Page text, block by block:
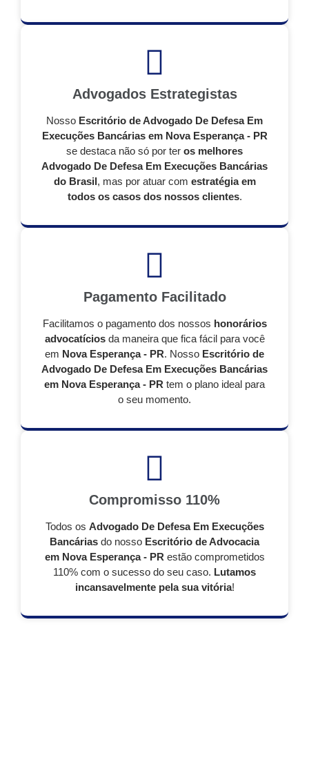
Advogados Estrategistas
Nosso Escritório de Advogado De Defesa Em
Execuções Bancárias em Nova Esperança - PR
se destaca não só por ter os melhores
Advogado De Defesa Em Execuções Bancárias
do Brasil, mas por atuar com estratégia em
todos os casos dos nossos clientes.
Pagamento Facilitado
Facilitamos o pagamento dos nossos honorários
advocatíciosda maneira que fica fácil para você
em Nova Esperança - PR. Nosso Escritório de
Advogado De Defesa Em Execuções Bancárias
em Nova Esperança - PR tem o plano ideal para
o seu momento.
Compromisso 110%
Todos os Advogado De Defesa Em Execuções
Bancárias do nosso Escritório de Advocacia
em Nova Esperança - PR estão comprometidos
110% com o sucesso do seu caso. Lutamos
incansavelmente pela sua vitória!